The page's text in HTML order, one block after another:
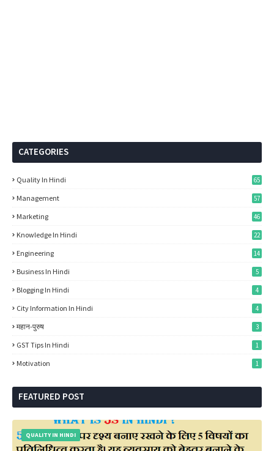
CATEGORIES
Quality In Hindi 65
Management 57
Marketing 46
Knowledge In Hindi 22
Engineering 14
Business In Hindi 5
Blogging In Hindi 4
City Information In Hindi 4
महान-पुरुष 3
GST Tips In Hindi 1
Motivation 1
FEATURED POST
QUALITY IN HINDI